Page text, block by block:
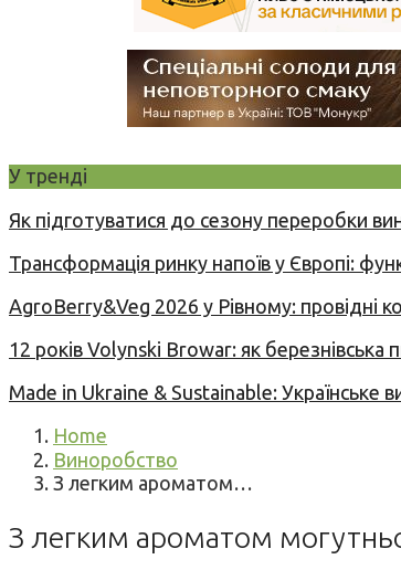
У тренді
Як підготуватися до сезону переробки
Трансформація ринку напоїв у Європі:
AgroBerry&Veg 2026 у Рівному: провідні
12 років Volynski Browar: як березнівська
Made in Ukraine & Sustainable:
Home
Виноробство
З легким ароматом…
З легким ароматом